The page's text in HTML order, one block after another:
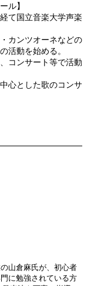
ル】
て国立音楽大学声楽
カンツオーネなどの
活動を始める。
コンサート等で活動
心とした歌のコンサ
山倉麻氏が、初心者
に勉強されている方